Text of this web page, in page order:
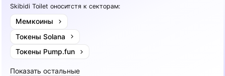
Skibidi Toilet оноситстя к секторам:
Мемкоины
Токены Solana
Токены Pump.fun
Показать остальные